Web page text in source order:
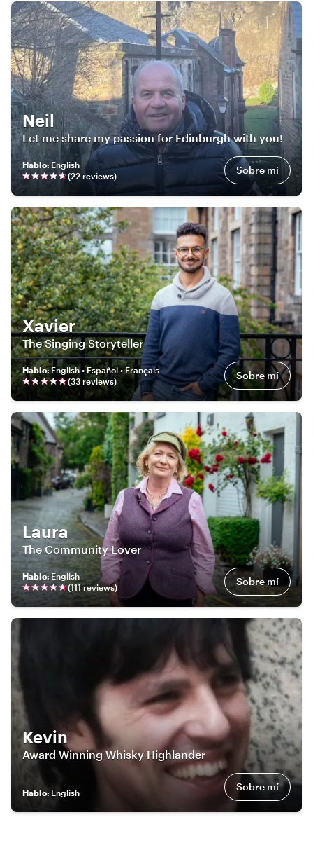
Neil
Let me share my passion for Edinburgh with you!
Hablo: English
(22reviews) Sobre mí
Xavier
The Singing Storyteller
Hablo:English • Español • Français
(33 reviews) Sobre mí
Laura
The Community Lover
Hablo: English
(111reviews) Sobre mí
Kevin
Award Winning Whisky Highlander
Hablo: English Sobre mí